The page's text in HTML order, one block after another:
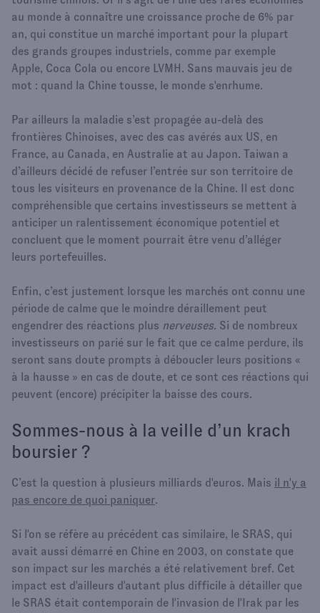
au monde à connaître une croissance proche de 6% par
an, qui constitue un marché important pour la plupart
des grands groupes industriels, comme par exemple
Apple, Coca Cola ou encore LVMH. Sans mauvais jeu de
mot : quand la Chine tousse, le monde s'enrhume.
Par ailleurs la maladie s’est propagée au-delà des
frontières Chinoises, avec des cas avérés aux US, en
France, au Canada, en Australie at au Japon. Taiwan a
d’ailleurs décidé de refuser l’entrée sur son territoire de
tous les visiteurs en provenance de la Chine. Il est donc
compréhensible que certains investisseurs se mettent à
anticiper un ralentissement économique potentiel et
concluent que le moment pourrait être venu d’alléger
leurs portefeuilles.
Enfin, c’est justement lorsque les marchés ont connu une
période de calme que le moindre déraillement peut
engendrer des réactions plus nerveuses. Si de nombreux
investisseurs on parié sur le fait que ce calme perdure, ils
seront sans doute prompts à déboucler leurs positions «
à la hausse » en cas de doute, et ce sont ces réactions qui
peuvent (encore) précipiter la baisse des cours.
Sommes-nous à la veille d’un krach
boursier ?
C’est la question à plusieurs milliards d'euros. Mais il n'y a
pas encore de quoi paniquer.
Si l'on se réfère au précédent cas similaire, le SRAS, qui
avait aussi démarré en Chine en 2003, on constate que
son impact sur les marchés a été relativement bref. Cet
impact est d'ailleurs d'autant plus difficile à détailler que
le SRAS était contemporain de l'invasion de l'Irak par les